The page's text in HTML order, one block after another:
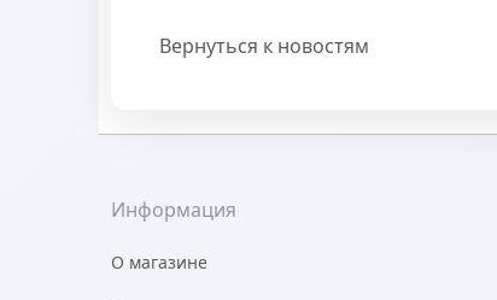
Вернуться к новостям
Информация
О магазине